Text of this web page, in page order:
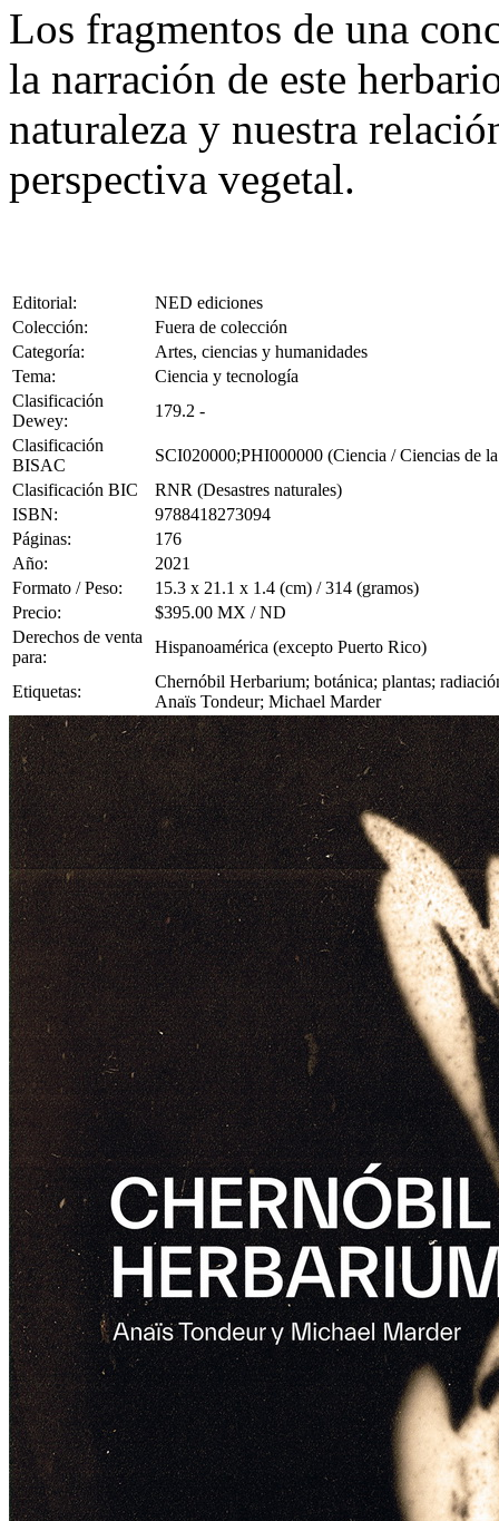
Los fragmentos de una
la narración de este
naturaleza y nuestra
perspectiva vegetal.
Editorial:
NED ediciones
Colección:
Fuera de colección
Categoría:
Artes, ciencias y humanidades
Tema:
Ciencia y tecnología
Clasificación
Dewey:
179.2 -
Clasificación
BISAC
SCI020000;PHI000000 (Ciencia / Ciencias de
Clasificación BIC
RNR (Desastres naturales)
ISBN:
9788418273094
Páginas:
176
Año:
2021
Formato / Peso:
15.3 x 21.1 x 1.4 (cm) / 314 (gramos)
Precio:
$395.00 MX / ND
Derechos de venta
para:
Hispanoamérica (excepto Puerto Rico)
Etiquetas:
Chernóbil Herbarium; botánica; plantas;
Anaïs Tondeur; Michael Marder